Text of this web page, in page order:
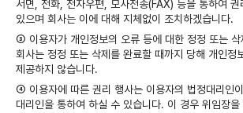
서면, 전화, 전자우편, 모사전송(FAX) 등을 통하여
있으며 회사는 이에 대해 지체없이 조치하겠습니다.
③ 이용자가 개인정보의 오류 등에 대한 정정 또는 삭
회사는 정정 또는 삭제를 완료할 때까지 당해 개인정
제공하지 않습니다.
④ 이용자에 따른 권리 행사는 이용자의 법정대리인
대리인을 통하여 하실 수 있습니다. 이 경우 위임장